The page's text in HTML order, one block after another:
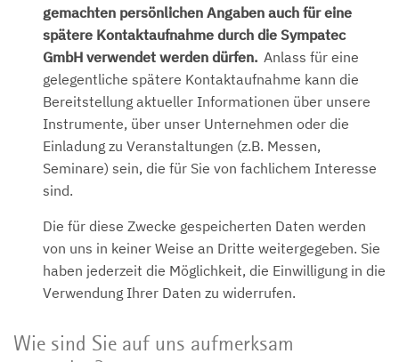
gemachten persönlichen Angaben auch für eine
spätere Kontaktaufnahme durch die Sympatec
GmbH verwendet werden dürfen. Anlass für eine
gelegentliche spätere Kontaktaufnahme kann die
Bereitstellung aktueller Informationen über unsere
Instrumente, über unser Unternehmen oder die
Einladung zu Veranstaltungen (z.B. Messen,
Seminare) sein, die für Sie von fachlichem Interesse
sind.
Die für diese Zwecke gespeicherten Daten werden
von uns in keiner Weise an Dritte weitergegeben. Sie
haben jederzeit die Möglichkeit, die Einwilligung in die
Verwendung Ihrer Daten zu widerrufen.
Wie sind Sie auf uns aufmerksam